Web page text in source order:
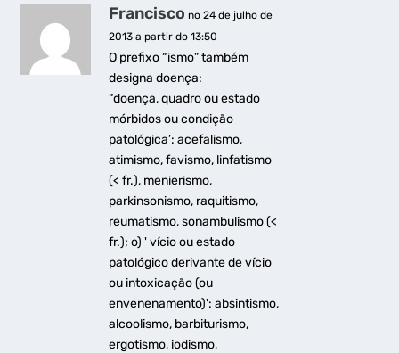
Francisco no 24 de julho de
2013 a partir do 13:50
O prefixo “ismo” também
designa doença:
“doença, quadro ou estado
mórbidos ou condição
patológica’: acefalismo,
atimismo, favismo, linfatismo
(< fr.), menierismo,
parkinsonismo, raquitismo,
reumatismo, sonambulismo (<
fr.); o) ' vício ou estado
patológico derivante de vício
ou intoxicação (ou
envenenamento)': absintismo,
alcoolismo, barbiturismo,
ergotismo, iodismo,